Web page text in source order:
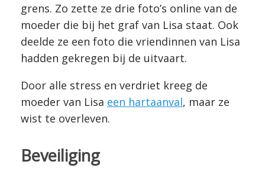
grens. Zo zette ze drie foto’s online van de
moeder die bij het graf van Lisa staat. Ook
deelde ze een foto die vriendinnen van Lisa
hadden gekregen bij de uitvaart.
Door alle stress en verdriet kreeg de
moeder van Lisa een hartaanval, maar ze
wist te overleven.
Beveiliging